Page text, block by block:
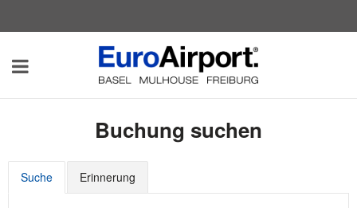
Umschalten
Navigation
EuroAirport
-
Airport
Parking
Buchung suchen
Suche Erinnerung